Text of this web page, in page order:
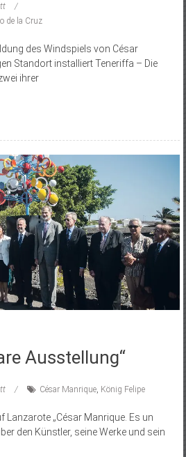
de la Cruz
des Windspiels von César
Standort installiert Teneriffa – Die
ihrer
Ausstellung“
César Manrique, König Felipe
Lanzarote „César Manrique. Es un
den Künstler, seine Werke und sein